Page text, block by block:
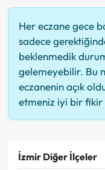
Her eczane gece
sadece
beklenmedik
gelemeyebilir. Bu
eczanenin açık
etmeniz iyi bir fikir
İzmir Diğer İlçeler